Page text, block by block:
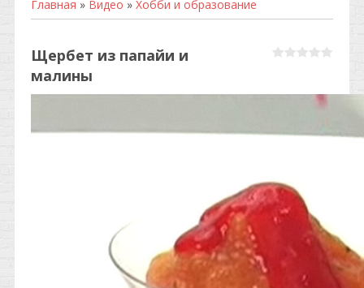
Главная » Видео » Хобби и образование
Щербет из папайи и
малины